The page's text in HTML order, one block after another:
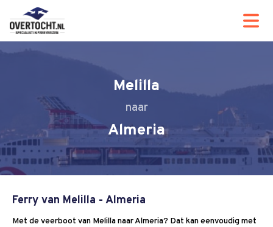
Melilla
Almeria
Ferry van Melilla - Almeria
Met de veerboot van Melilla naar Almeria? Dat kan eenvoudig met